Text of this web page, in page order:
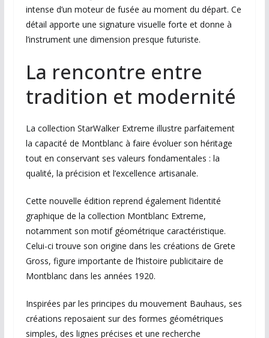
intense d’un moteur de fusée au moment du départ. Ce
détail apporte une signature visuelle forte et donne à
l’instrument une dimension presque futuriste.
La rencontre entre
tradition et modernité
La collection StarWalker Extreme illustre parfaitement
la capacité de Montblanc à faire évoluer son héritage
tout en conservant ses valeurs fondamentales : la
qualité, la précision et l’excellence artisanale.
Cette nouvelle édition reprend également l’identité
graphique de la collection Montblanc Extreme,
notamment son motif géométrique caractéristique.
Celui-ci trouve son origine dans les créations de Grete
Gross, figure importante de l’histoire publicitaire de
Montblanc dans les années 1920.
Inspirées par les principes du mouvement Bauhaus, ses
créations reposaient sur des formes géométriques
simples, des lignes précises et une recherche